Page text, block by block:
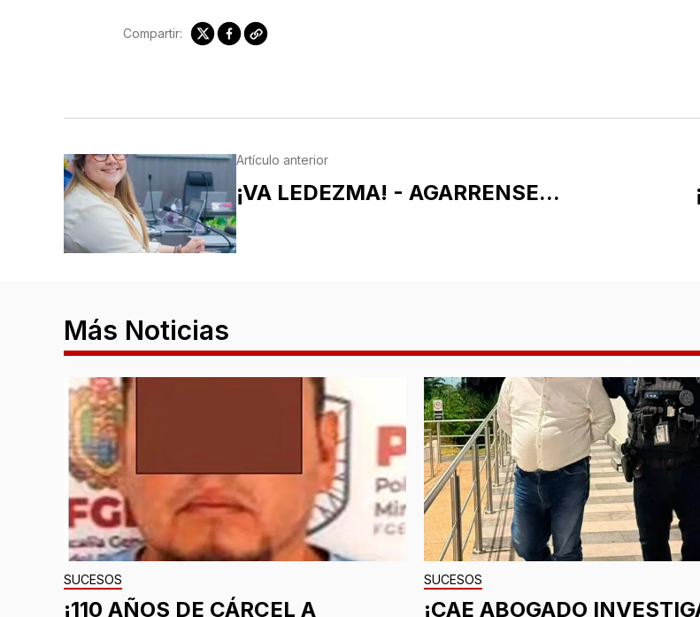
Compartir:
Artículo anterior
¡VA LEDEZMA! - AGARRENSE...
Más Noticias
SUCESOS
¡110 AÑOS DE CÁRCEL A
SUCESOS
¡CAE ABOGADO